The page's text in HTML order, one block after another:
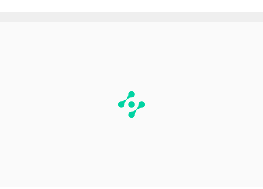
PUBLICIDADE